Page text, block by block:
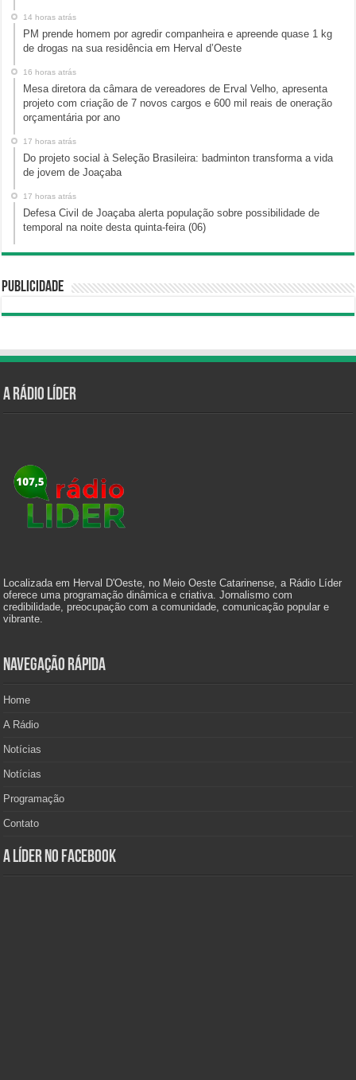
14 horas atrás
PM prende homem por agredir companheira e apreende quase 1 kg
de drogas na sua residência em Herval d’Oeste
16 horas atrás
Mesa diretora da câmara de vereadores de Erval Velho, apresenta
projeto com criação de 7 novos cargos e 600 mil reais de oneração
orçamentária por ano
17 horas atrás
Do projeto social à Seleção Brasileira: badminton transforma a vida
de jovem de Joaçaba
17 horas atrás
Defesa Civil de Joaçaba alerta população sobre possibilidade de
temporal na noite desta quinta-feira (06)
Publicidade
A Rádio Líder
Localizada em Herval D'Oeste, no Meio Oeste Catarinense, a Rádio Líder
oferece uma programação dinâmica e criativa. Jornalismo com
credibilidade, preocupação com a comunidade, comunicação popular e
vibrante.
Navegação Rápida
Home
A Rádio
Notícias
Notícias
Programação
Contato
A Líder no Facebook